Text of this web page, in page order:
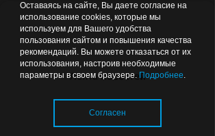
Лента новостей
Власти рассказали, где в
Калининграде изменена работа
светофоров
ОБЩЕСТВО Вчера
Оставаясь на сайте, Вы даете согласие на
использование cookies, которые мы
используем для Вашего удобства
пользования сайтом и повышения качества
рекомендаций. Вы можете отказаться от их
использования, настроив необходимые
параметры в своем браузере. Подробнее.
Согласен